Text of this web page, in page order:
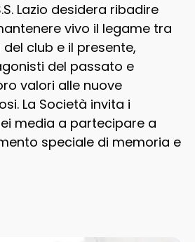
Lazio desidera ribadire
vivo il legame tra
club e il presente,
del passato e
valori alle nuove
La Società invita i
media a partecipare a
speciale di memoria e